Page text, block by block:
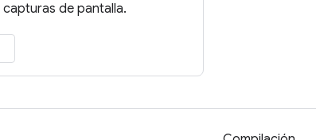
de pantalla.